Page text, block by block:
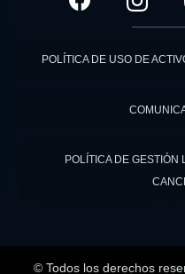
POLÍTICA DE USO DE
POLÍTICA DE GESTIÓN
© Todos los derechos